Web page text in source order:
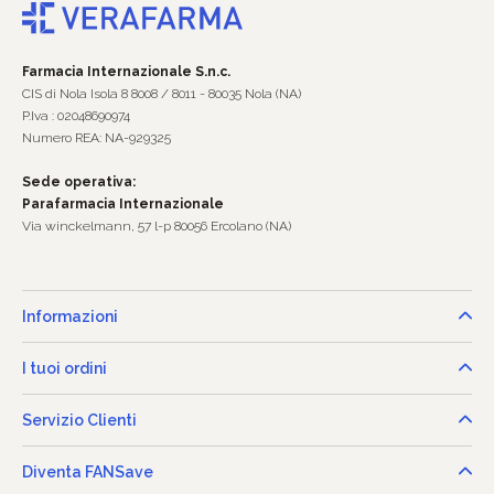
Farmacia Internazionale S.n.c.
CIS di Nola Isola 8 8008 / 8011 - 80035 Nola (NA)
P.Iva : 02048690974
Numero REA: NA-929325
Sede operativa:
Parafarmacia Internazionale
Via winckelmann, 57 l-p 80056 Ercolano (NA)
Informazioni
I tuoi ordini
Servizio Clienti
Diventa FANSave